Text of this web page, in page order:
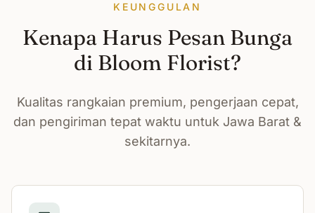
KEUNGGULAN
Kenapa Harus Pesan Bunga
di Bloom Florist?
Kualitas rangkaian premium, pengerjaan cepat,
dan pengiriman tepat waktu untuk Jawa Barat &
sekitarnya.